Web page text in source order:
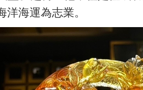
海運為志業。